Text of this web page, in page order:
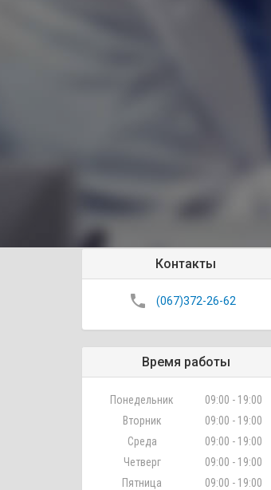
Контакты
phone (067)372-26-62
Время работы
Понедельник
09:00 - 19:00
Вторник
09:00 - 19:00
Среда
09:00 - 19:00
Четверг
09:00 - 19:00
Пятница
09:00 - 19:00